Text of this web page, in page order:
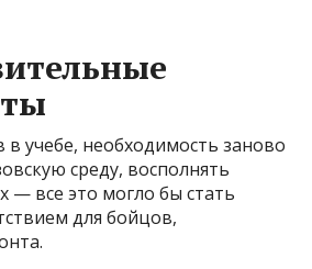
учебе, необходимость заново
среду, восполнять
— все это могло бы стать
для бойцов,